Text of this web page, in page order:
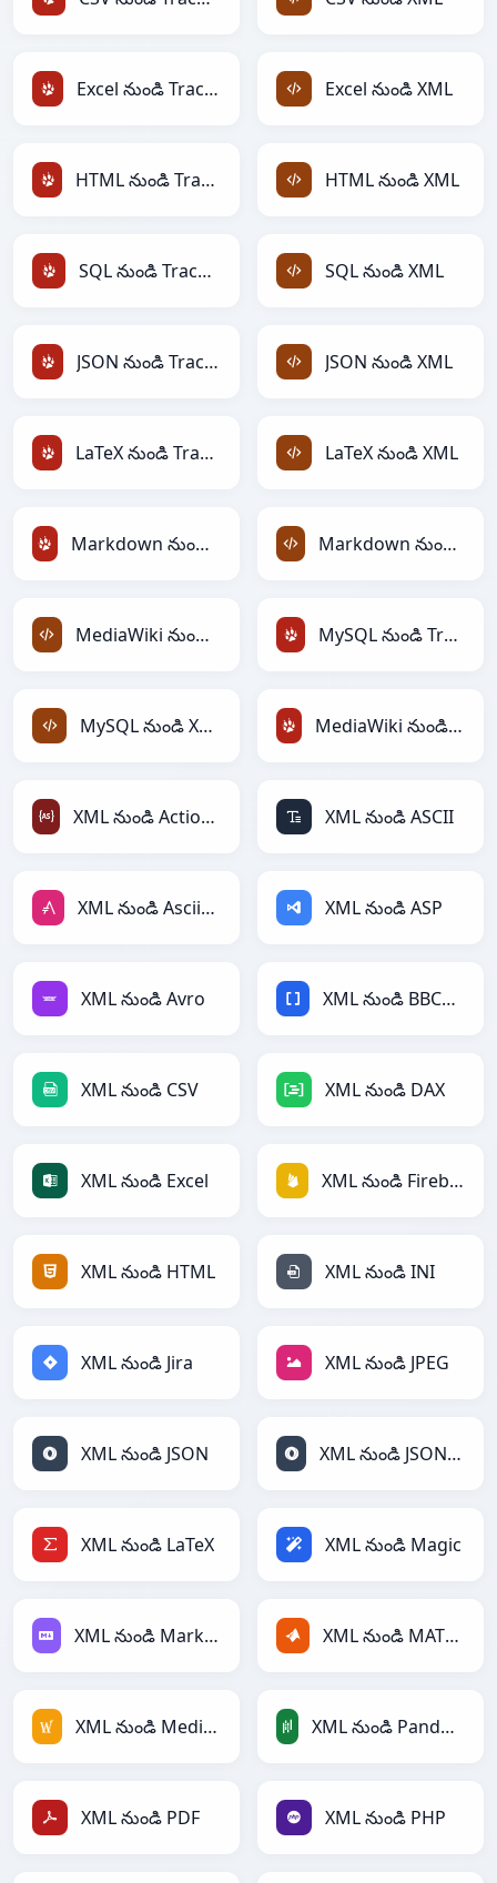
Excel నుండి TracWiki Excel నుండి XML
HTML నుండి TracWiki HTML నుండి XML
SQL నుండి TracWiki SQL నుండి XML
JSON నుండి TracWiki JSON నుండి XML
LaTeX నుండి TracWiki LaTeX నుండి XML
Markdown నుండి TracWiki Markdown నుండి XML
MediaWiki నుండి XML MySQL నుండి TracWiki
MySQL నుండి XML MediaWiki నుండి TracWiki
XML నుండి ActionScript XML నుండి ASCII
XML నుండి AsciiDoc XML నుండి ASP
XML నుండి Avro XML నుండి BBCode
XML నుండి CSV XML నుండి DAX
XML నుండి Excel XML నుండి Firebase
XML నుండి HTML XML నుండి INI
XML నుండి Jira XML నుండి JPEG
XML నుండి JSON XML నుండి JSONLines
XML నుండి LaTeX XML నుండి Magic
XML నుండి Markdown XML నుండి MATLAB
XML నుండి MediaWiki XML నుండి PandasDataFrame
XML నుండి PDF XML నుండి PHP